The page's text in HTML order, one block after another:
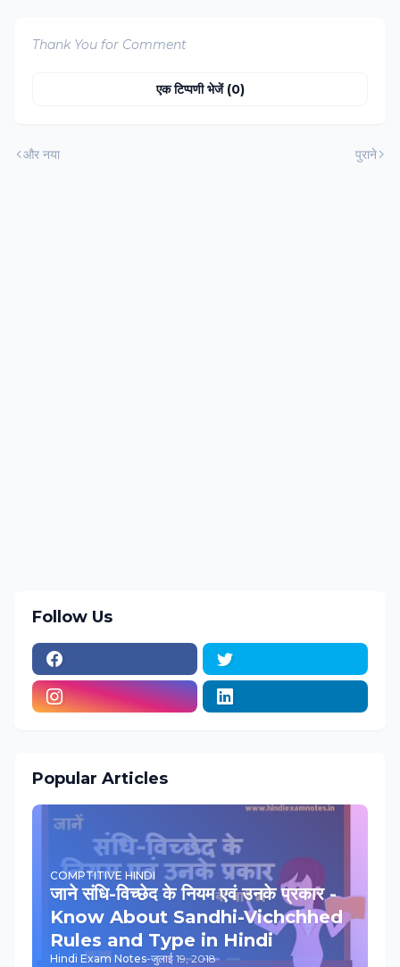
Thank You for Comment
एक टिप्पणी भेजें (0)
और नया पुराने
Follow Us
Popular Articles
COMPTITIVE HINDI
जाने संधि-विच्‍छेद के नियम एवं उनके प्रकार -
Know About Sandhi-Vichchhed
Rules and Type in Hindi
Hindi Exam Notes-जुलाई 19, 2018